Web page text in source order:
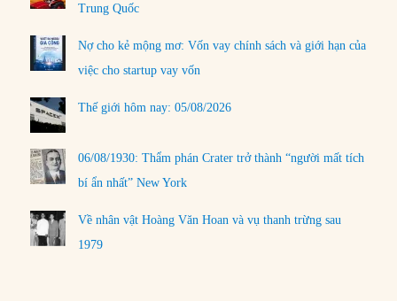
Trung Quốc
Nợ cho kẻ mộng mơ: Vốn vay chính sách và giới hạn của
việc cho startup vay vốn
Thế giới hôm nay: 05/08/2026
06/08/1930: Thẩm phán Crater trở thành “người mất tích
bí ẩn nhất” New York
Về nhân vật Hoàng Văn Hoan và vụ thanh trừng sau
1979